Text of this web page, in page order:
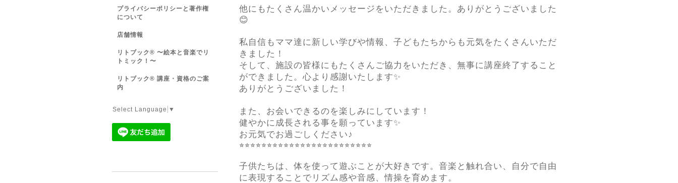
他にもたくさん温かいメッセージをいただきました。ありがとうございました
😊
私自信もママ達に新しい学びや情報、子どもたちからも元気をたくさんいただ
きました！
そして、施設の皆様にもたくさんご協力をいただき、無事に講座終了すること
ができました。心より感謝いたします✨
ありがとうございました！
また、お会いできるのを楽しみにしています！
健やかに成長される事を願っています✨
お元気でお過ごしください♪
⭐︎⭐︎⭐︎⭐︎⭐︎⭐︎⭐︎⭐︎⭐︎⭐︎⭐︎⭐︎⭐︎⭐︎⭐︎⭐︎⭐︎⭐︎⭐︎⭐︎⭐︎⭐︎⭐︎⭐︎
子供たちは、体を使って遊ぶことが大好きです。音楽と触れ合い、自分で自由
に表現することでリズム感や音感、情操を育めます。
プライバシーポリシーと著作権
について
店舗情報
リトブック®️ 〜絵本と音楽でリ
トミック！〜
リトブック®️ 講座・資格のご案
内
Select Language ▼